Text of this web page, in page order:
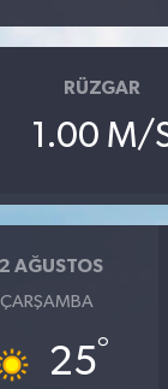
RÜZGAR
1.00 M/
AĞUSTOS
ÇARŞAMBA
25°